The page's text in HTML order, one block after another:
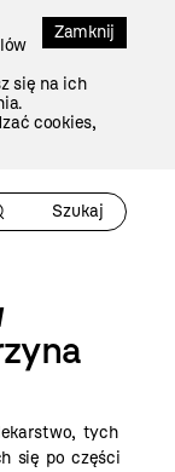
Zamknij
się na ich
cookies,
tych
się po części